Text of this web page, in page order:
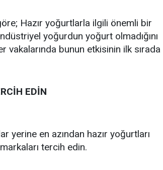
Hazır yoğurtlarla ilgili önemli bir
yoğurdun yoğurt olmadığını
vakalarında bunun etkisinin ilk sırada
EDİN
yerine en azından hazır yoğurtları
tercih edin.